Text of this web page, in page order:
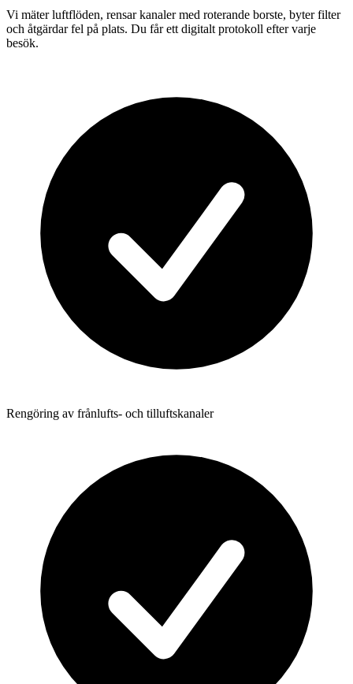
Vi mäter luftflöden, rensar kanaler med roterande borste, byter filter
och åtgärdar fel på plats. Du får ett digitalt protokoll efter varje
besök.
Rengöring av frånlufts- och tilluftskanaler